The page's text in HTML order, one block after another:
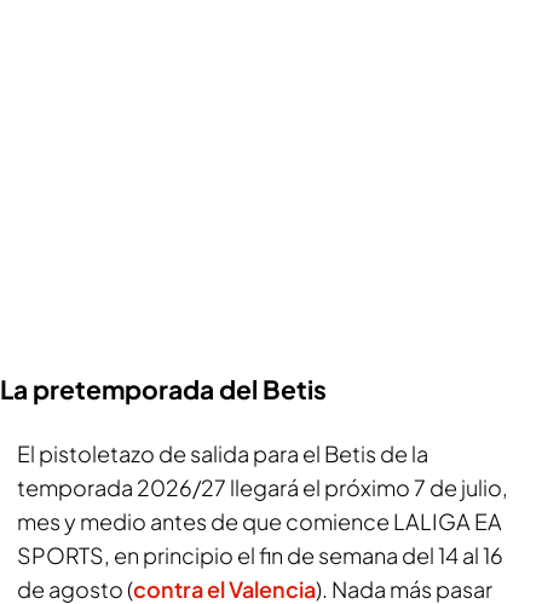
La pretemporada del Betis
El pistoletazo de salida para el Betis de la
temporada 2026/27 llegará el próximo 7 de julio,
mes y medio antes de que comience LALIGA EA
SPORTS, en principio el fin de semana del 14 al 16
de agosto (contra el Valencia). Nada más pasar